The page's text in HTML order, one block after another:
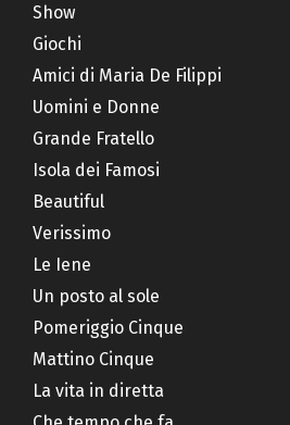
Show
Giochi
Amici di Maria De Filippi
Uomini e Donne
Grande Fratello
Isola dei Famosi
Beautiful
Verissimo
Le Iene
Un posto al sole
Pomeriggio Cinque
Mattino Cinque
La vita in diretta